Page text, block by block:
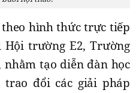
hình thức trực tiếp
trường E2, Trường
tạo diễn đàn học
đổi các giải pháp